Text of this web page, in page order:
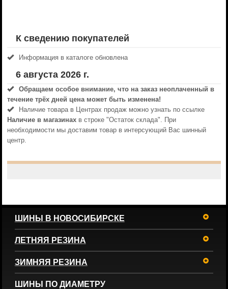
К сведению покупателей
Информация в каталоге обновлена
6 августа 2026 г.
Обращаем особое внимание, что на заказ неоплаченный в
течениe трёх дней цена может быть изменена!
Наличие товара в Центрах продаж можно узнать по ссылке
Наличие в магазинахв строке "Остаток склада". При
необходимости мы доставим товар в интерсующий Вас шинный
центр.
ШИНЫ В НОВОСИБИРСКЕ
ЛЕТНЯЯ РЕЗИНА
ЗИМНЯЯ РЕЗИНА
ШИНЫ ПО ДИАМЕТРУ